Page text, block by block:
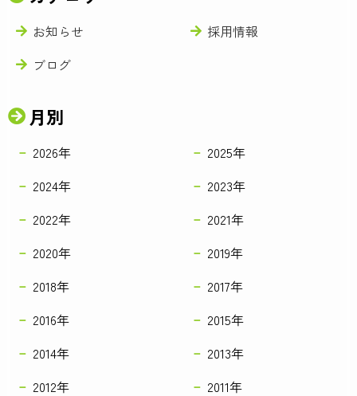
お知らせ
採用情報
ブログ
月別
2026年
2025年
2024年
2023年
2022年
2021年
2020年
2019年
2018年
2017年
2016年
2015年
2014年
2013年
2012年
2011年